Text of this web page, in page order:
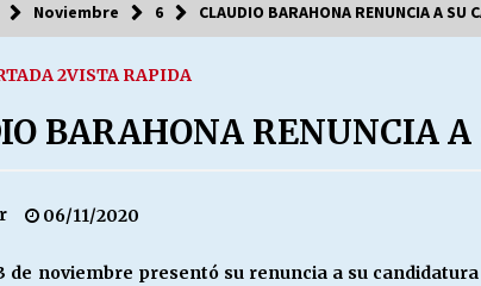
luz… ¿Y cuándo van a bajar?
03/08/2026
MUNICIPALIDAD, TRABAJADORES,
CLIMA LABORAL:
Noviembre 6 CLAUDIO BARAHONA RENUNCIA A SU
2VISTA RAPIDA
BARAHONA RENUNCIA
06/11/2020
de noviembre presentó su renuncia a su